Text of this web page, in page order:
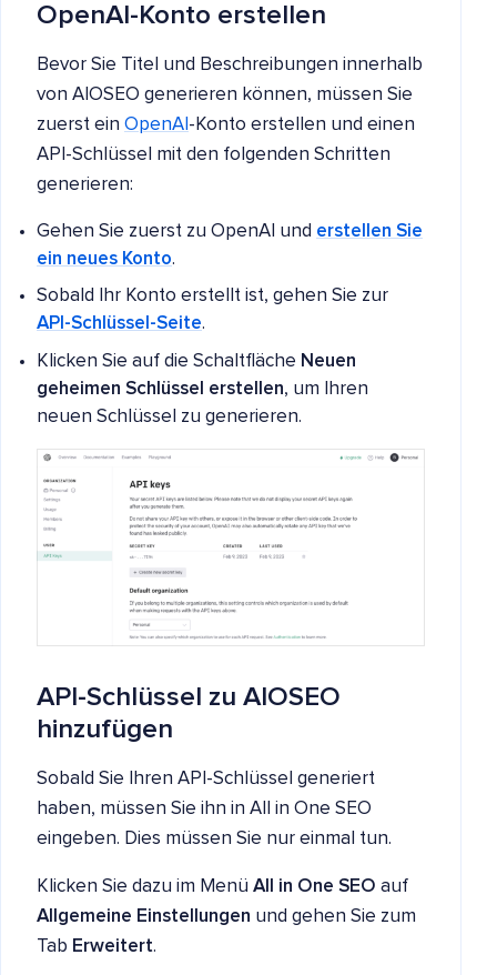
OpenAI-Konto erstellen
Bevor Sie Titel und Beschreibungen innerhalb
von AIOSEO generieren können, müssen Sie
zuerst ein OpenAI -Konto erstellen und einen
API-Schlüssel mit den folgenden Schritten
generieren:
Gehen Sie zuerst zu OpenAI und erstellen Sie
ein neues Konto.
Sobald Ihr Konto erstellt ist, gehen Sie zur
API-Schlüssel-Seite.
Klicken Sie auf die Schaltfläche Neuen
geheimen Schlüssel erstellen, um Ihren
neuen Schlüssel zu generieren.
API-Schlüssel zu AIOSEO
hinzufügen
Sobald Sie Ihren API-Schlüssel generiert
haben, müssen Sie ihn in All in One SEO
eingeben. Dies müssen Sie nur einmal tun.
Klicken Sie dazu im Menü All in One SEO auf
Allgemeine Einstellungen und gehen Sie zum
Tab Erweitert.